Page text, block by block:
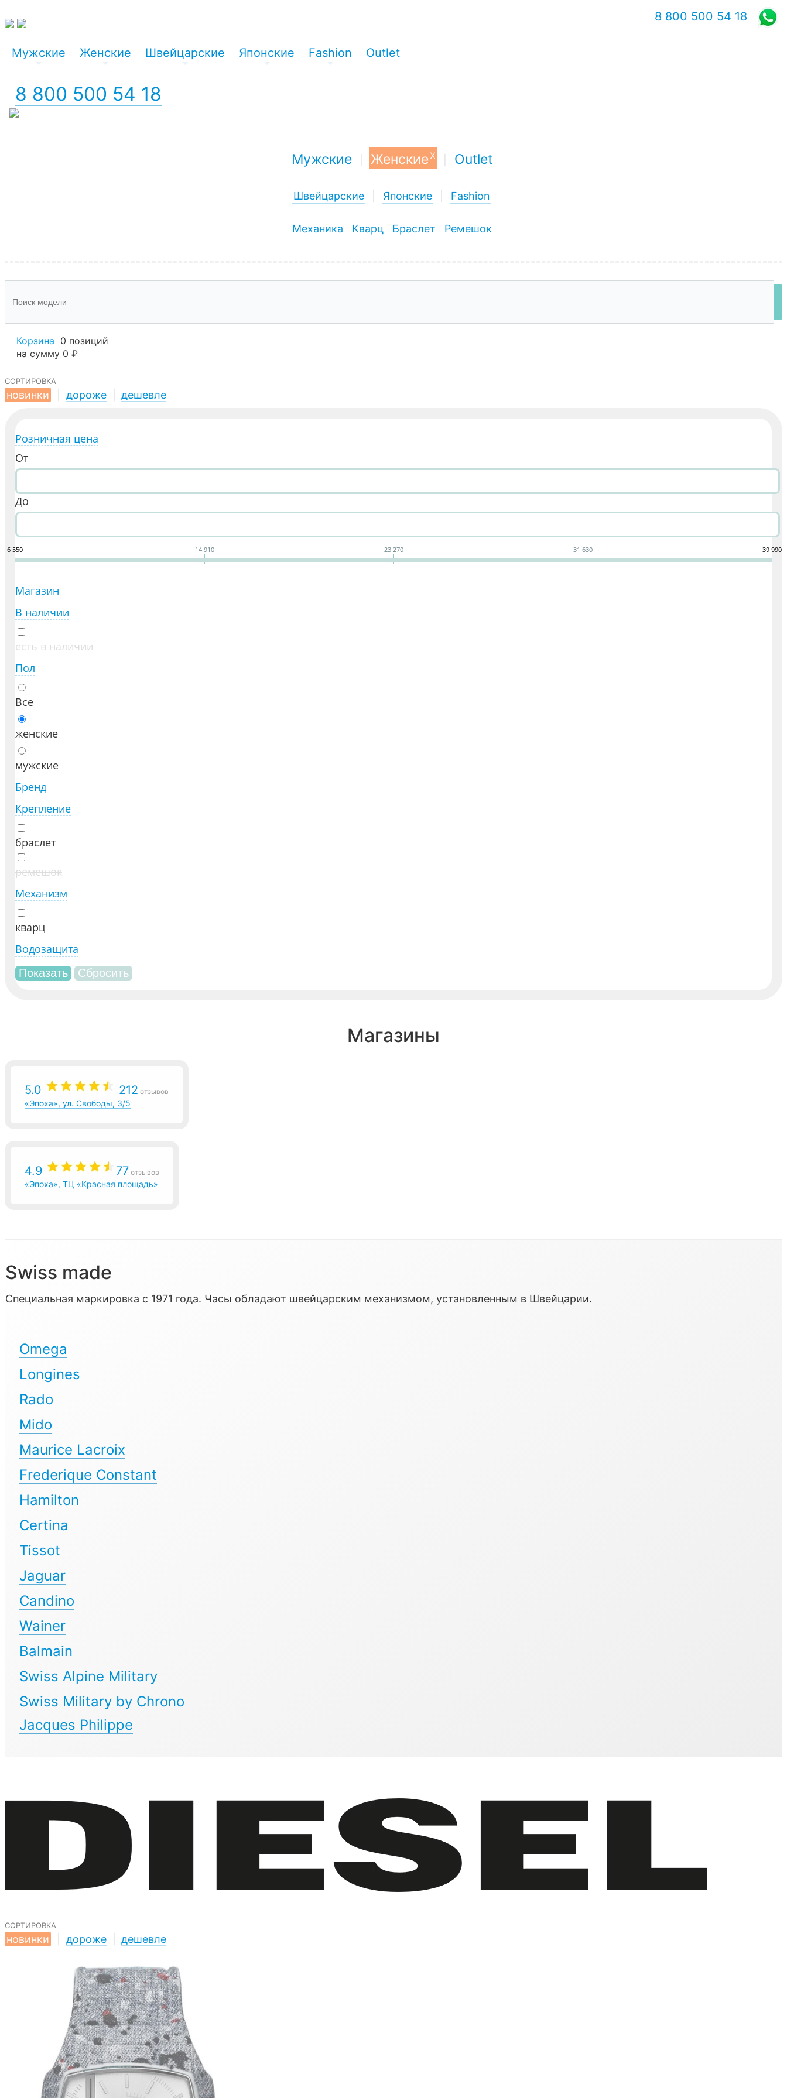
Мужские Женские Швейцарские Японские Fashion Outlet
8 800 500 54 18
8 800 500 54 18
Мужские Женскиеx Outlet
Швейцарские Японские Fashion
Механика Кварц Браслет Ремешок
Корзина 0 позиций
на сумму 0 ₽
сортировка
новинки
дороже дешевле
Розничная цена
От
До
6 550 14 910 23 270 31 630 39 990
Магазин
В наличии
есть в наличии
Пол
Все
женские
мужские
Бренд
Крепление
браслет
ремешок
Механизм
кварц
Водозащита
Магазины
5.0 212 отзывов
«Эпоха», ул. Свободы, 3/5
4.9 77 отзывов
«Эпоха», ТЦ «Красная площадь»
Swiss made
Специальная маркировка с 1971 года. Часы обладают швейцарским механизмом, установленным в Швейцарии.
Omega
Longines
Rado
Mido
Maurice Lacroix
Frederique Constant
Hamilton
Certina
Tissot
Jaguar
Candino
Wainer
Balmain
Swiss Alpine Military
Swiss Military by Chrono
Jacques Philippe
сортировка
новинки
дороже дешевле